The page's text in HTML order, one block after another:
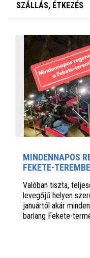
SZÁLLÁS, ÉTKEZÉS
MINDENNAPOS
FEKETE-
Valóban tiszta,
levegőjű helyen
januártól akár
barlang Fekete-